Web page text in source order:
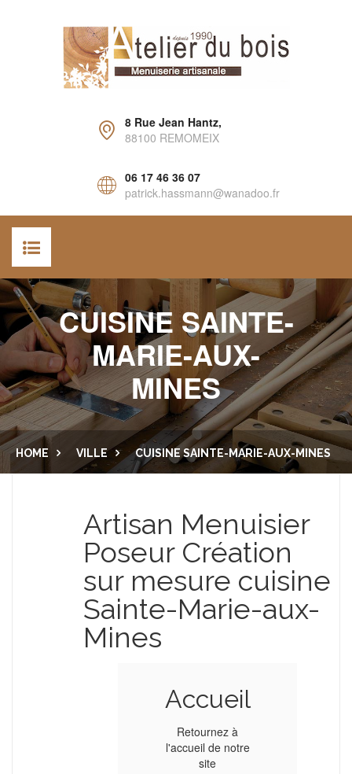
8 Rue Jean Hantz,
88100 REMOMEIX
06 17 46 36 07
patrick.hassmann@wanadoo.fr
ACCUEIL
AGENCEMENT INTÉRIEUR
CUISINE ET SALLE DE BAIN
PORTES
DRESSING
LAMBRIS
MENUISERIE EXTÉRIEURE
BALCON
NOUS CONTACTER
CUISINE SAINTE-
MARIE-AUX-
MINES
HOME VILLE CUISINE SAINTE-MARIE-AUX-MINES
Artisan Menuisier
Poseur Création
sur mesure cuisine
Sainte-Marie-aux-
Mines
Accueil
Retournez à
l'accueil de notre
site